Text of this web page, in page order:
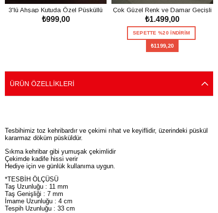
3'lü Ahşap Kutuda Özel Püsküllü
Toz Kehribar Tesbih Seti
₺999,00
Çok Güzel Renk ve Damar Geçişli
Toz Kehribar Tesbih
₺1.499,00
SEPETTE %20 İNDİRİM
₺1199,20
ÜRÜN ÖZELLIKLERI
Tesbihimiz toz kehribardır ve çekimi rıhat ve keyiflidir, üzerindeki püskül
kararmaz döküm püsküldür.
Sıkma kehribar gibi yumuşak çekimlidir
Çekimde kadife hissi verir
Hediye için ve günlük kullanıma uygun.
*TESBİH ÖLÇÜSÜ
Taş Uzunluğu : 11 mm
Taş Genişliği : 7 mm
İmame Uzunluğu : 4 cm
Tespih Uzunluğu : 33 cm